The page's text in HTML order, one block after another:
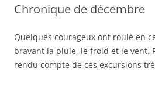
Chronique de décembre
Quelques courageux ont roulé en
bravant la pluie, le froid et le vent.
rendu compte de ces excursions